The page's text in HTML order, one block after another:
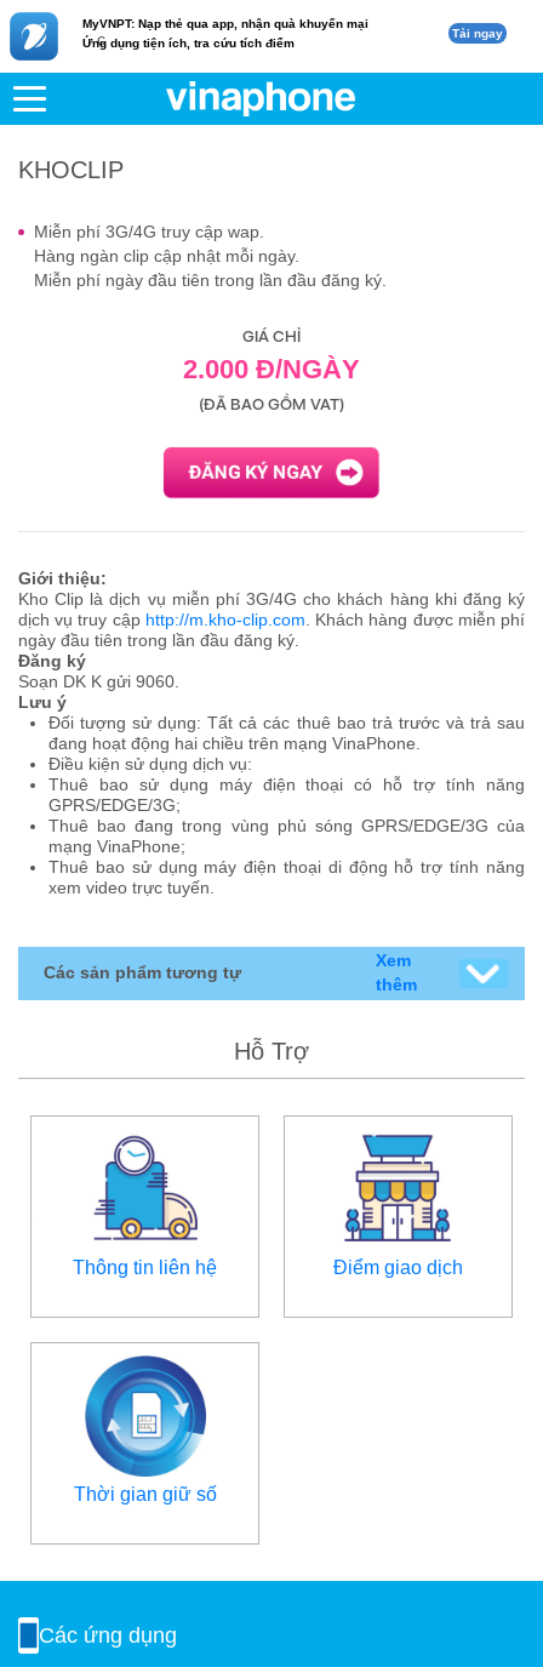
MyVNPT: Nạp thẻ qua app, nhận quà khuyến mại
Ứng dụng tiện ích, tra cứu tích điểm
c Tải ngay
VNPT KHOCLIP
KHOCLIP
Miễn phí 3G/4G truy cập wap.
Hàng ngàn clip cập nhật mỗi ngày.
Miễn phí ngày đầu tiên trong lần đầu đăng ký.
GIÁ CHỈ
2.000 Đ/NGÀY
(ĐÃ BAO GỒM VAT)
Giới thiệu:
Kho Clip là dịch vụ miễn phí 3G/4G cho khách hàng khi đăng ký
dịch vụ truy cập http://m.kho-clip.com. Khách hàng được miễn phí
ngày đầu tiên trong lần đầu đăng ký.
Đăng ký
Soạn DK K gửi 9060.
Lưu ý
Đối tượng sử dụng: Tất cả các thuê bao trả trước và trả sau
đang hoạt động hai chiều trên mạng VinaPhone.
Điều kiện sử dụng dịch vụ:
Thuê bao sử dụng máy điện thoại có hỗ trợ tính năng
GPRS/EDGE/3G;
Thuê bao đang trong vùng phủ sóng GPRS/EDGE/3G của
mạng VinaPhone;
Thuê bao sử dụng máy điện thoại di động hỗ trợ tính năng
xem video trực tuyến.
Các sản phẩm tương tự
Xem
thêm
Hỗ Trợ
Thông tin liên hệ Điểm giao dịch
Thời gian giữ số
Các ứng dụng